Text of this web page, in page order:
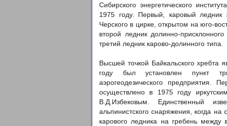
Сибирского энергетического
1975 году. Первый, каровый
Черского в цирке, открытом на юго-
второй ледник долинно-
третий ледник карово-долинного типа.
Высшей точкой Байкальского хребта
году был установлен пункт
аэрогеодезического предприятия.
осуществлено в 1975 году
В.Д.Избековым. Единственный
альпинистского снаряжения, когда
карового ледника на гребень